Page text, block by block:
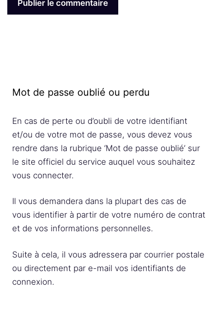
Mot de passe oublié ou perdu
En cas de perte ou d’oubli de votre identifiant
et/ou de votre mot de passe, vous devez vous
rendre dans la rubrique ‘Mot de passe oublié’ sur
le site officiel du service auquel vous souhaitez
vous connecter.
Il vous demandera dans la plupart des cas de
vous identifier à partir de votre numéro de contrat
et de vos informations personnelles.
Suite à cela, il vous adressera par courrier postale
ou directement par e-mail vos identifiants de
connexion.